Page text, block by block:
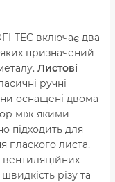
TEC включає два
призначений
Листові
ручні
оснащені двома
між якими
підходить для
плаского листа,
різу та